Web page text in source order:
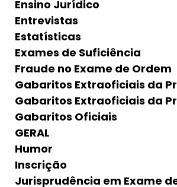
Ensino Jurídico
Entrevistas
Estatísticas
Exames de Suficiência
Fraude no Exame de Ordem
Gabaritos Extraoficiais da
Gabaritos Extraoficiais da
Gabaritos Oficiais
GERAL
Humor
Inscrição
Jurisprudência em Exame